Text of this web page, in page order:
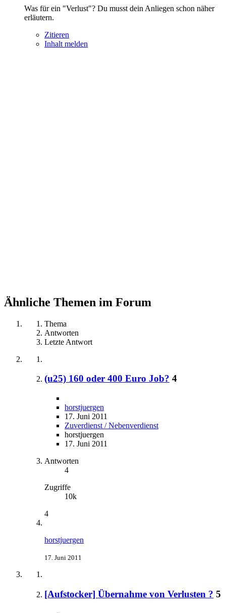
Was für ein "Verlust"? Du musst dein Anliegen schon näher
erläutern.
Zitieren
Inhalt melden
Ähnliche Themen im Forum
Thema
Antworten
Letzte Antwort
(u25) 160 oder 400 Euro Job? 4
horstjuergen
17. Juni 2011
Zuverdienst / Nebenverdienst
horstjuergen
17. Juni 2011
Antworten
4
Zugriffe
10k
4
horstjuergen
17. Juni 2011
[Aufstocker] Übernahme von Verlusten ? 5